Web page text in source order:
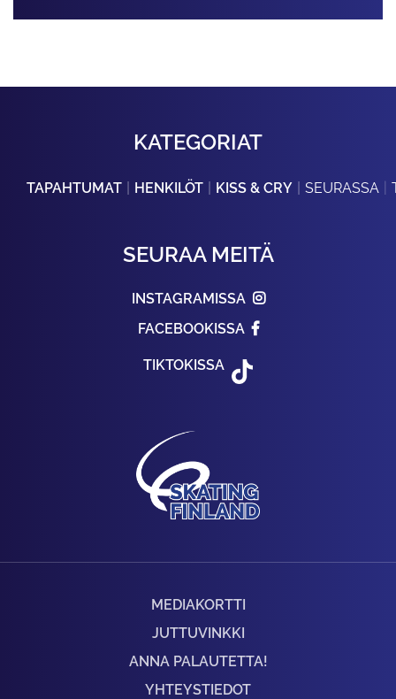
KATEGORIAT
TAPAHTUMAT HENKILÖT KISS & CRY SEURASSA
SEURAA MEITÄ
INSTAGRAMISSA
FACEBOOKISSA
TIKTOKISSA
MEDIAKORTTI
JUTTUVINKKI
ANNA PALAUTETTA!
YHTEYSTIEDOT